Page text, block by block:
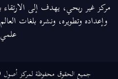
مركز غير ربحي، يهدف إلى
وإعداده وتطويره، ونشره بلغات
جميع الحقوق محفوظة لمركز